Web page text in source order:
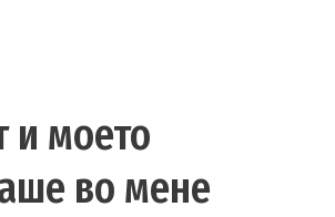
и моето
во мене